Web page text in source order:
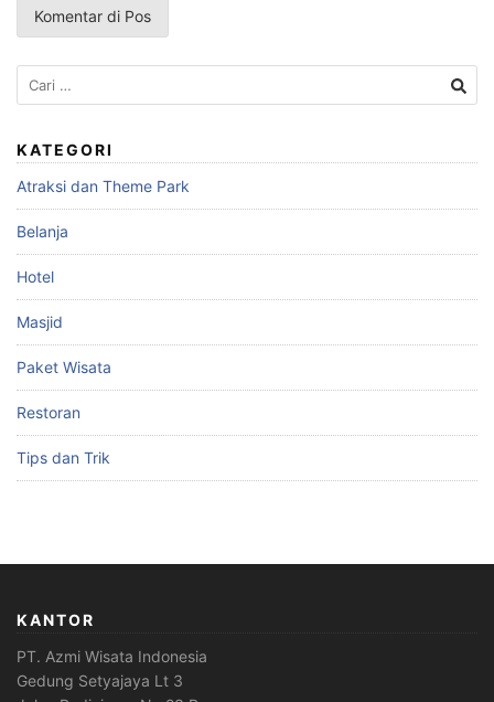
Cari
untuk:
KATEGORI
Atraksi dan Theme Park
Belanja
Hotel
Masjid
Paket Wisata
Restoran
Tips dan Trik
KANTOR
PT. Azmi Wisata Indonesia
Gedung Setyajaya Lt 3